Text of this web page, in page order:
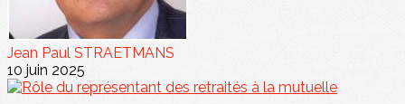
Jean Paul STRAETMANS
10 juin 2025